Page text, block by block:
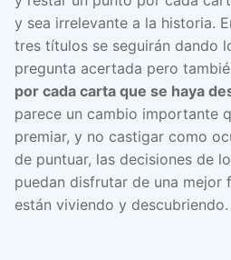
y sea irrelevante a la historia.
tres títulos se seguirán dando
pregunta acertada pero
por cada carta que se haya
parece un cambio importante
premiar, y no castigar como
de puntuar, las decisiones de
puedan disfrutar de una mejor
están viviendo y descubriendo.